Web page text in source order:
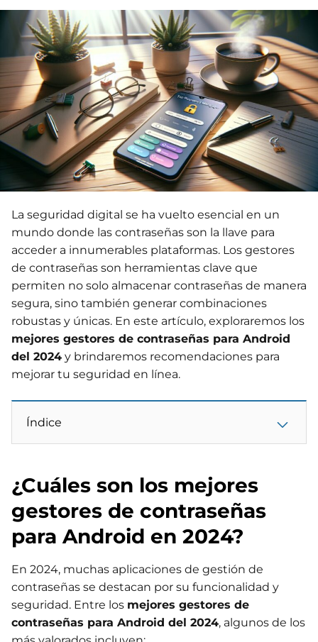
La seguridad digital se ha vuelto esencial en un
mundo donde las contraseñas son la llave para
acceder a innumerables plataformas. Los gestores
de contraseñas son herramientas clave que
permiten no solo almacenar contraseñas de manera
segura, sino también generar combinaciones
robustas y únicas. En este artículo, exploraremos los
mejores gestores de contraseñas para Android
del 2024 y brindaremos recomendaciones para
mejorar tu seguridad en línea.
Índice
¿Cuáles son los mejores
gestores de contraseñas
para Android en 2024?
En 2024, muchas aplicaciones de gestión de
contraseñas se destacan por su funcionalidad y
seguridad. Entre los mejores gestores de
contraseñas para Android del 2024, algunos de los